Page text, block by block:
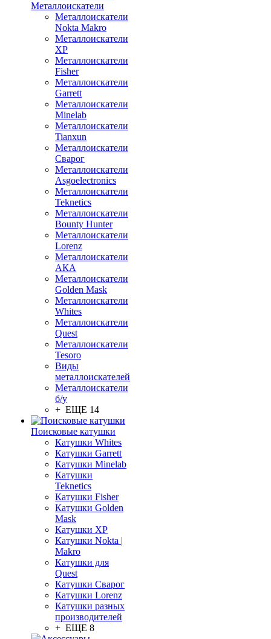
Металлоискатели
Металлоискатели
Nokta Makro
Металлоискатели
XP
Металлоискатели
Fisher
Металлоискатели
Garrett
Металлоискатели
Minelab
Металлоискатели
Tianxun
Металлоискатели
Сварог
Металлоискатели
Asgoelectronics
Металлоискатели
Teknetics
Металлоискатели
Bounty Hunter
Металлоискатели
Lorenz
Металлоискатели
АКА
Металлоискатели
Golden Mask
Металлоискатели
Whites
Металлоискатели
Quest
Металлоискатели
Tesoro
Виды
металлоискателей
Металлоискатели
б/у
+ ЕЩЕ 14
Поисковые катушки
Катушки Whites
Катушки Garrett
Катушки Minelab
Катушки
Teknetics
Катушки Fisher
Катушки Golden
Mask
Катушки XP
Катушки Nokta |
Makro
Катушки для
Quest
Катушки Сварог
Катушки Lorenz
Катушки разных
производителей
+ ЕЩЕ 8